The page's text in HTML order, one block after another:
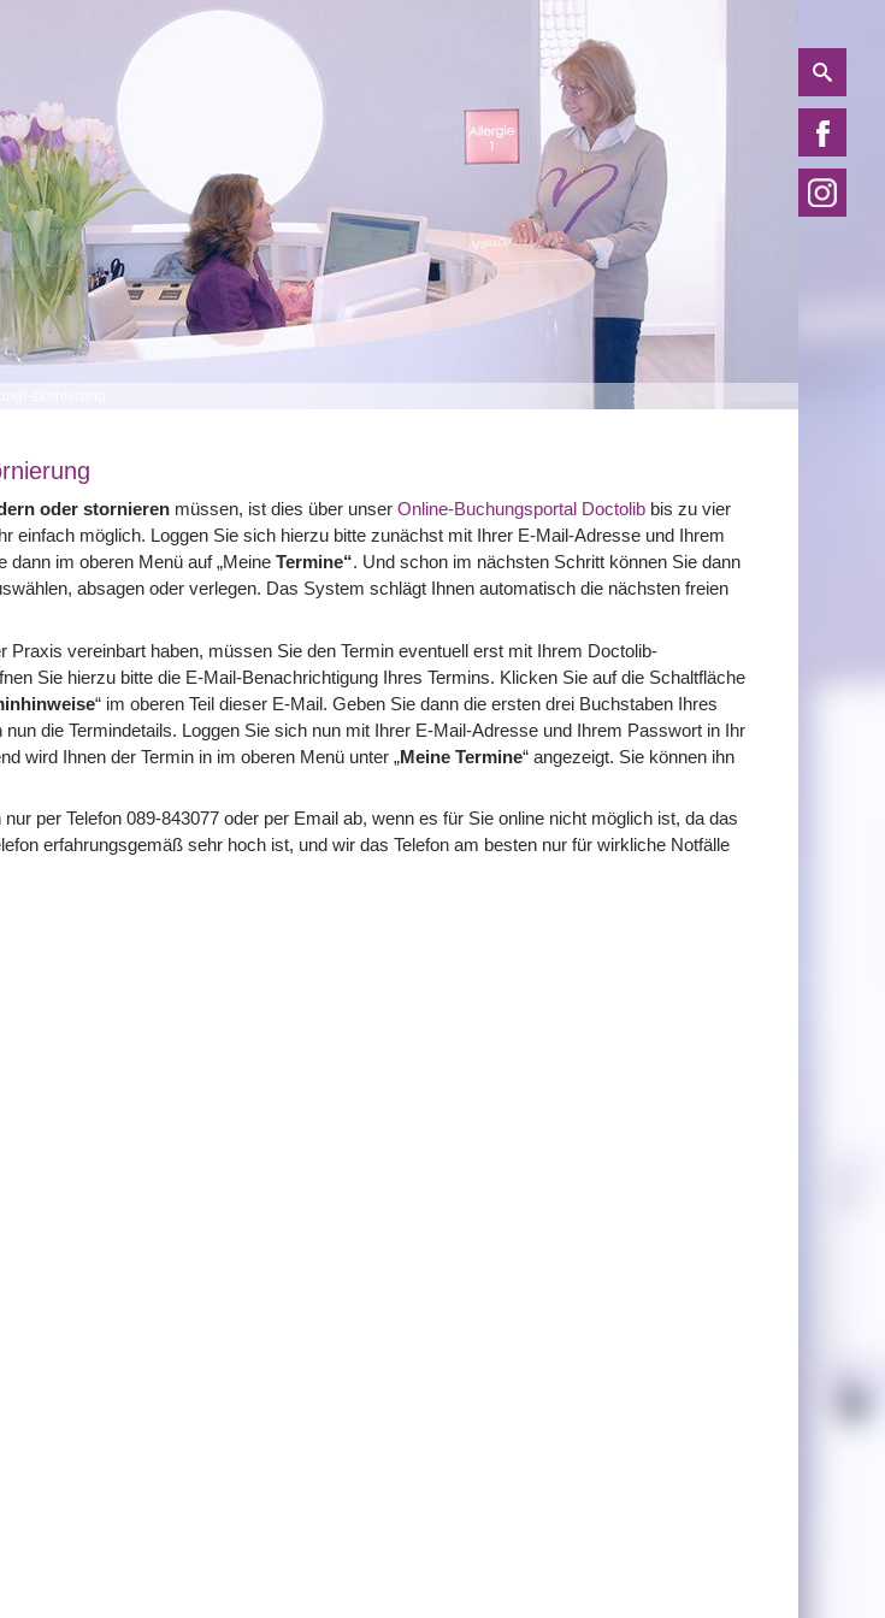
oder stornieren müssen, ist dies über unser Online-Buchungsportal Doctolib bis zu vier
einfach möglich. Loggen Sie sich hierzu bitte zunächst mit Ihrer E-Mail-Adresse und Ihrem
dann im oberen Menü auf „Meine Termine“. Und schon im nächsten Schritt können Sie dann
absagen oder verlegen. Das System schlägt Ihnen automatisch die nächsten freien
Praxis vereinbart haben, müssen Sie den Termin eventuell erst mit Ihrem Doctolib-
Sie hierzu bitte die E-Mail-Benachrichtigung Ihres Termins. Klicken Sie auf die Schaltfläche
“ im oberen Teil dieser E-Mail. Geben Sie dann die ersten drei Buchstaben Ihres
die Termindetails. Loggen Sie sich nun mit Ihrer E-Mail-Adresse und Ihrem Passwort in Ihr
wird Ihnen der Termin in im oberen Menü unter „Meine Termine“ angezeigt. Sie können ihn
per Telefon 089-843077 oder per Email ab, wenn es für Sie online nicht möglich ist, da das
erfahrungsgemäß sehr hoch ist, und wir das Telefon am besten nur für wirkliche Notfälle